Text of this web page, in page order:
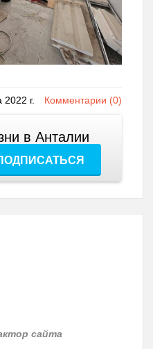
2022 г. Комментарии (0)
в Анталии
сайта